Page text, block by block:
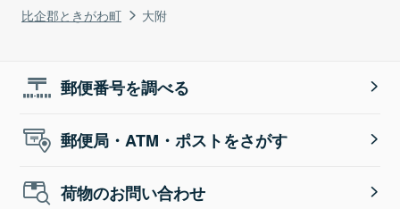
比企郡ときがわ町
大附
郵便番号を調べる
郵便局・ATM・ポストをさがす
荷物のお問い合わせ